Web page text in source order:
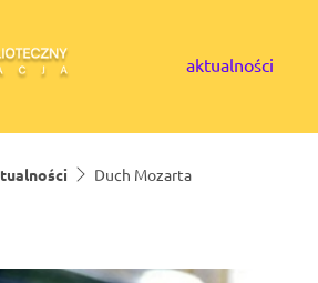
aktualności
Duch Mozarta